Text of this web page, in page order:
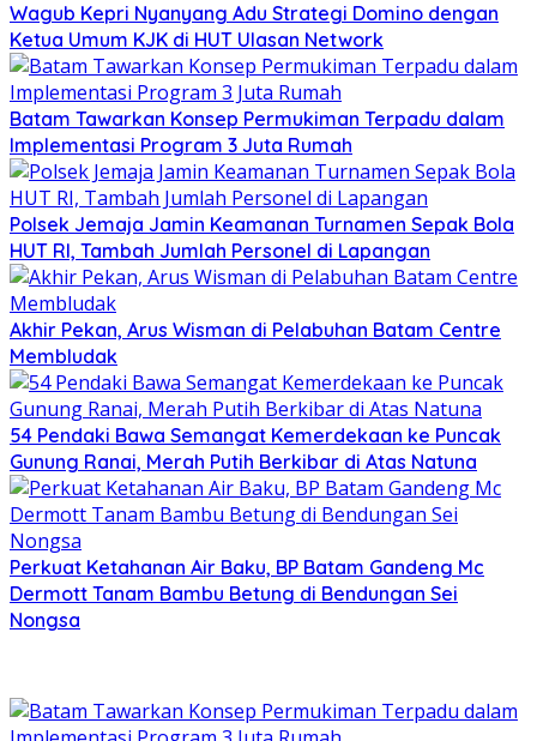
Wagub Kepri Nyanyang Adu Strategi Domino dengan
Ketua Umum KJK di HUT Ulasan Network
Batam Tawarkan Konsep Permukiman Terpadu dalam
Implementasi Program 3 Juta Rumah
Polsek Jemaja Jamin Keamanan Turnamen Sepak Bola
HUT RI, Tambah Jumlah Personel di Lapangan
Akhir Pekan, Arus Wisman di Pelabuhan Batam Centre
Membludak
54 Pendaki Bawa Semangat Kemerdekaan ke Puncak
Gunung Ranai, Merah Putih Berkibar di Atas Natuna
Perkuat Ketahanan Air Baku, BP Batam Gandeng Mc
Dermott Tanam Bambu Betung di Bendungan Sei
Nongsa